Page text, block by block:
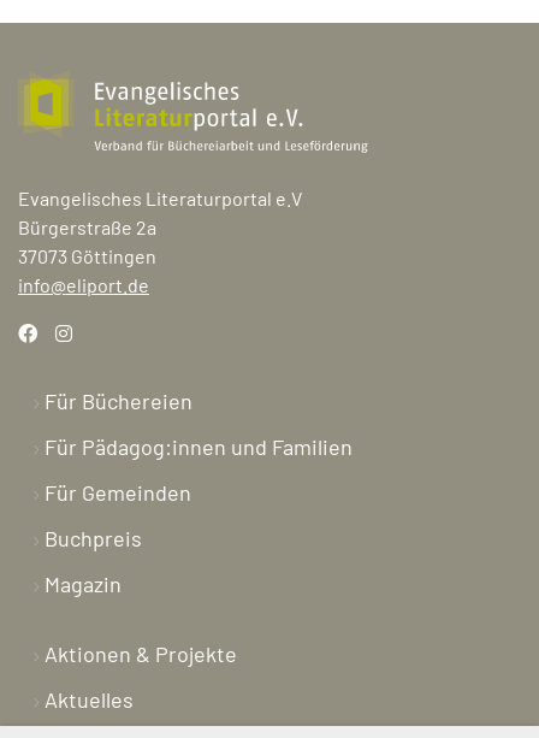
Evangelisches Literaturportal e.V
Bürgerstraße 2a
37073 Göttingen
info@eliport.de
Für Büchereien
Für Pädagog:innen und Familien
Für Gemeinden
Buchpreis
Magazin
Aktionen & Projekte
Aktuelles